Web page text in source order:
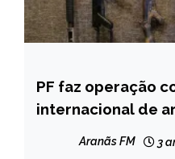
BRASIL
NOTÍCIAS
PF faz operação
internacional de
Aranãs FM 3